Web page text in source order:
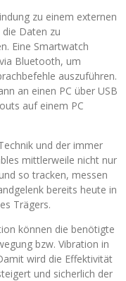
zu einem externen
Daten zu
Eine Smartwatch
Bluetooth, um
auszuführen.
an einen PC über USB
auf einem PC
und der immer
mittlerweile nicht nur
so tracken, messen
bereits heute in
Trägers.
können die benötigte
bzw. Vibration in
wird die Effektivität
und sicherlich der